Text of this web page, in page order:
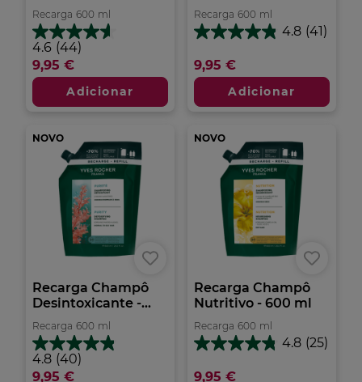
Recarga 600 ml
4.6 (44)
4.6
em
5
estrelas.
44
9,95 €
Adicionar
Recarga 600 ml
4.8 (41)
4.8
5
estrelas.
análises
9,95 €
Adicionar
NOVO
Recarga Champô
Desintoxicante -...
Recarga 600 ml
4.8 (40)
4.8
em
9,95 €
NOVO
Recarga Champô
Nutritivo - 600 ml
Recarga 600 ml
4.8 (25)
4.8
5
9,95 €